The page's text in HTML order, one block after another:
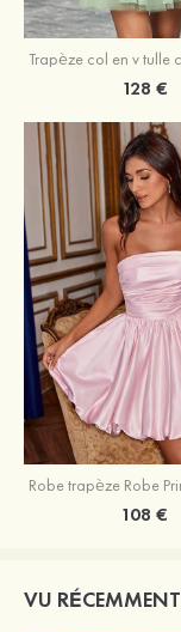
128 €
108 €
VU RÉCEMMENT